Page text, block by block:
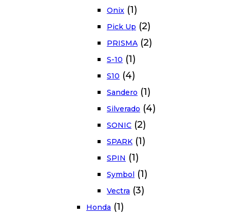
Onix (1)
Pick Up (2)
PRISMA (2)
S-10 (1)
S10 (4)
Sandero (1)
Silverado (4)
SONIC (2)
SPARK (1)
SPIN (1)
Symbol (1)
Vectra (3)
Honda (1)